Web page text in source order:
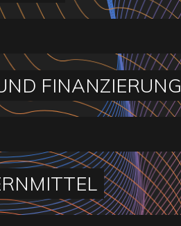
FINANZIERUNG